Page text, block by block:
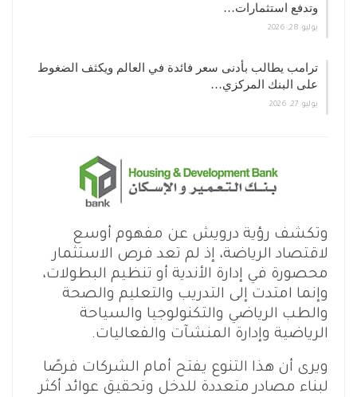
وتدفع استثمارات…
يوليو 28, 2026
ترامب يطالب بأدنى سعر فائدة في العالم ويكثف الضغوط
على البنك المركزي…
يوليو 27, 2026
وتكشف رؤية درويش عن مفهوم أوسع
لاقتصاد الرياضة، إذ لم تعد فرص الاستثمار
محصورة في إدارة الأندية أو تنظيم البطولات،
وإنما امتدت إلى التدريب والتعليم والصحة
والطب الرياضي والتكنولوجيا والسياحة
الرياضية وإدارة المنشآت والفعاليات.
ويرى أن هذا التنوع يفتح أمام الشركات فرصًا
لبناء مصادر متعددة للدخل وتحقيق عوائد أكثر